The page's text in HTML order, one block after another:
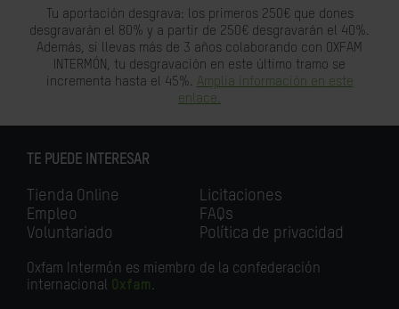
Tu aportación desgrava: los primeros 250€ que dones
desgravarán el 80% y a partir de 250€ desgravarán el 40%.
Además, si llevas más de 3 años colaborando con OXFAM
INTERMÓN, tu desgravación en este último tramo se
incrementa hasta el 45%. Amplia información en este
enlace.
TE PUEDE INTERESAR
Tienda Online
Empleo
Voluntariado
Licitaciones
FAQs
Política de privacidad
Oxfam Intermón es miembro de la confederación
internacional Oxfam.